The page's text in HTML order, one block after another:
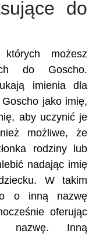
do
możesz
do Goscho.
imienia dla
jako imię,
aby uczynić je
możliwe, że
rodziny lub
nadając imię
W takim
o inną nazwę
oferując
nazwę. Inną